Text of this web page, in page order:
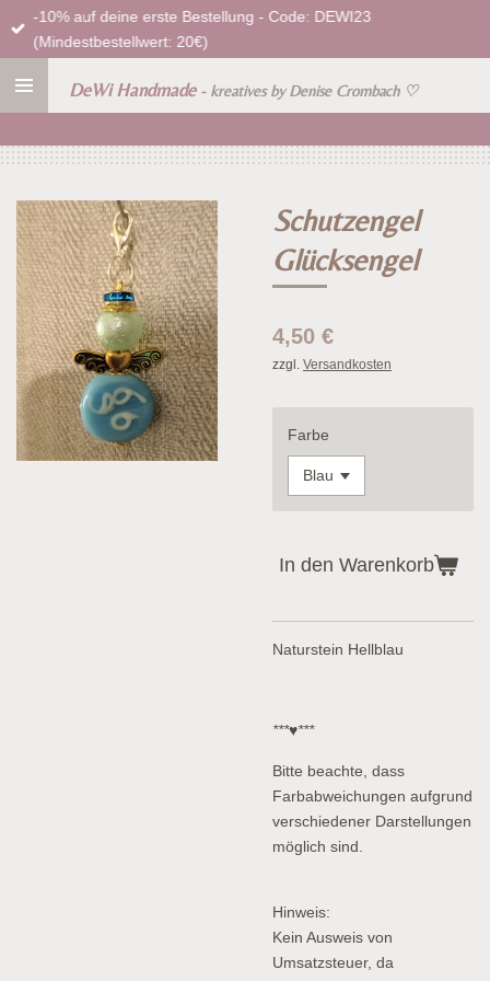
Zum
Hauptinhalt
DeWi Handmade - kreatives by Denise Crombach ♡
-10% auf deine erste Bestellung - Code: DEWI23
(Mindestbestellwert: 20€)
Schutzengel
Glücksengel
4,50 €
zzgl. Versandkosten
Farbe
In den Warenkorb
Naturstein Hellblau
***♥***
Bitte beachte, dass
Farbabweichungen aufgrund
verschiedener Darstellungen
möglich sind.
Hinweis:
Kein Ausweis von
Umsatzsteuer, da